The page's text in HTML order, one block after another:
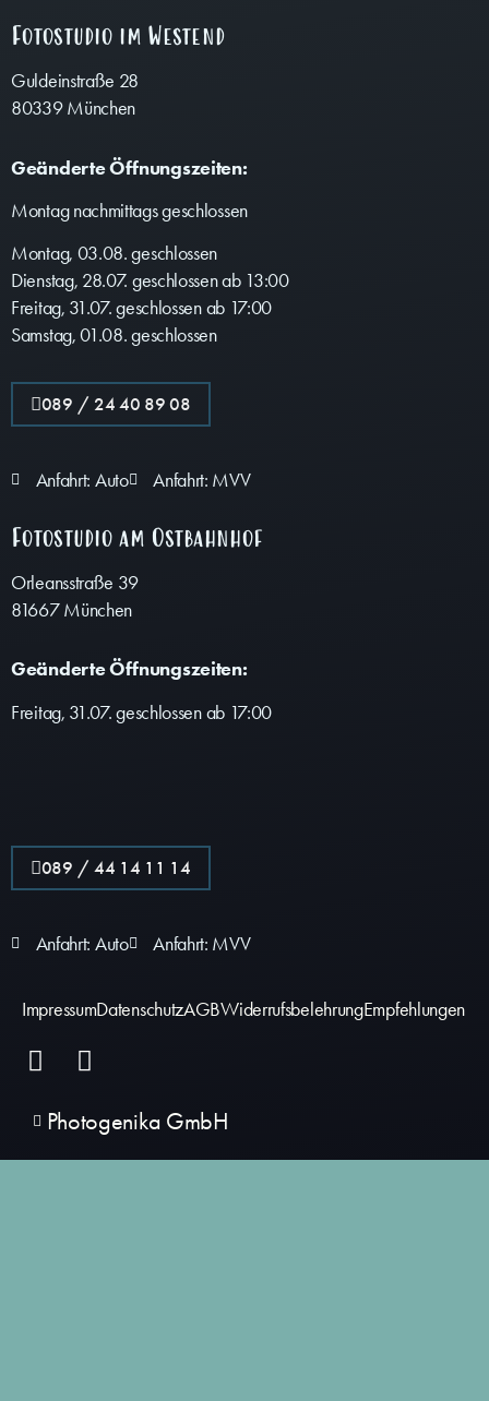
Fotostudio im Westend
Guldeinstraße 28
80339 München
Geänderte Öffnungszeiten:
Montag nachmittags geschlossen
Montag, 03.08. geschlossen
Dienstag, 28.07. geschlossen ab 13:00
Freitag, 31.07. geschlossen ab 17:00
Samstag, 01.08. geschlossen
089 / 24 40 89 08
Anfahrt: Auto Anfahrt: MVV
Fotostudio am Ostbahnhof
Orleansstraße 39
81667 München
Geänderte Öffnungszeiten:
Freitag, 31.07. geschlossen ab 17:00
089 / 44 14 11 14
Anfahrt: Auto Anfahrt: MVV
ImpressumDatenschutzAGBWiderrufsbelehrungEmpfehlungen
Photogenika GmbH